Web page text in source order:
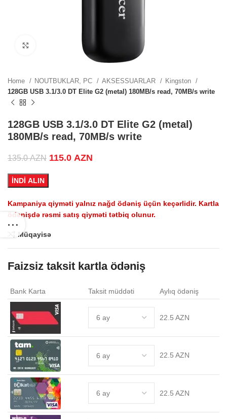
Click to enlarge
Home NOUTBUKLAR, PC AKSESSUARLAR
Kingston
128GB USB 3.1/3.0 DT Elite G2 (metal) 180MB/s read, 70MB/s write
128GB USB 3.1/3.0 DT Elite G2 (metal)
180MB/s read, 70MB/s write
135.0AZN Original price was: 135.0 AZN.
115.0 AZN
İNDİ ALIN
Kampaniya qiyməti yalnız nağd ödəniş üçün keçərlidir. Kartla
ödənişdə rəsmi satış qiyməti tətbiq olunur.
Müqayisə
Faizsiz taksit kartla ödəniş
Bank Karta Taksit müddəti Aylıq ödəniş
22.5 AZN
22.5 AZN
22.5 AZN